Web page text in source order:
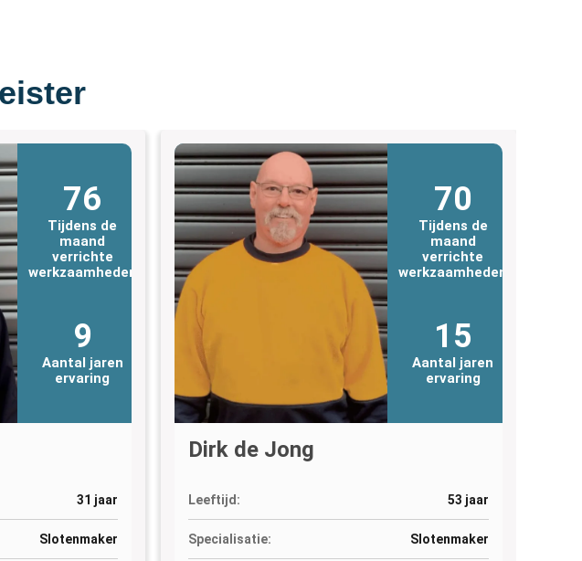
76
Tijdens de
maand
verrichte
werkzaamheden
9
Aantal jaren
ervaring
31 jaar
Slotenmaker
70
Tijdens de
maand
verrichte
werkzaamheden
15
Aantal jaren
ervaring
Dirk de Jong
Leeftijd: 53 jaar
Specialisatie: Slotenmaker